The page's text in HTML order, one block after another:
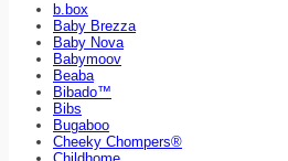
b.box
Baby Brezza
Baby Nova
Babymoov
Beaba
Bibado™
Bibs
Bugaboo
Cheeky Chompers®